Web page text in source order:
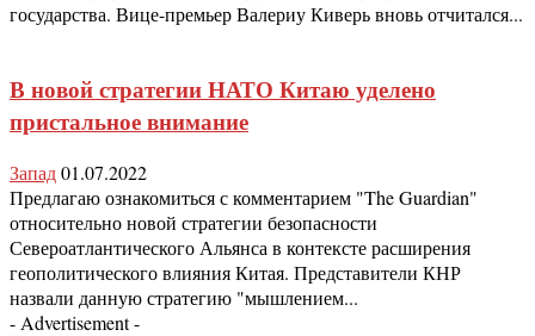
государства. Вице-премьер Валериу Киверь вновь отчитался...
В новой стратегии НАТО Китаю уделено
пристальное внимание
Запад01.07.2022
Предлагаю ознакомиться с комментарием "The Guardian"
относительно новой стратегии безопасности
Североатлантического Альянса в контексте расширения
геополитического влияния Китая. Представители КНР
назвали данную стратегию "мышлением...
- Advertisement -